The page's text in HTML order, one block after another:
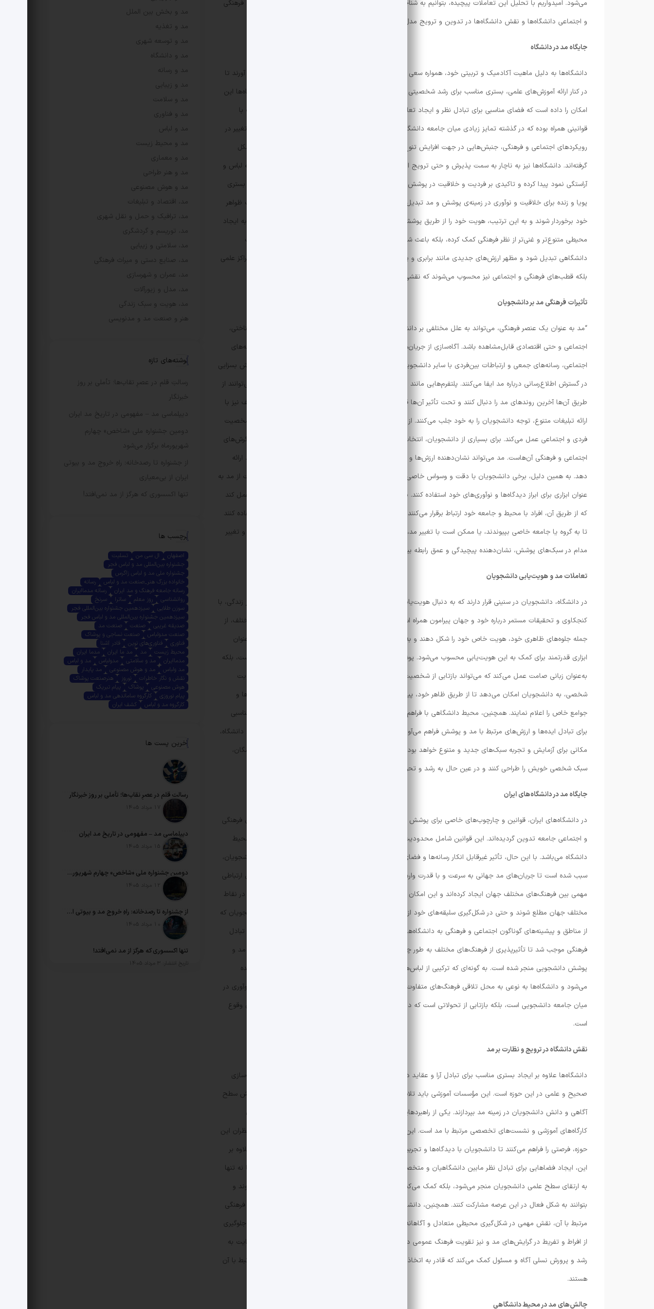
می‌شود. امیدواریم با تحلیل این تعاملات پیچیده، بتوانیم به شناخت دقیق‌تری از چگونگی تأثیرات فرهنگ مد بر ساختارهای فرهنگی
و اجتماعی دانشگاه‌ها و نقش دانشگاه‌ها در تدوین و ترویج مدل‌های جدید مد دست یابیم.
جایگاه مد در دانشگاه
دانشگاه‌ها به دلیل ماهیت آکادمیک و تربیتی خود، همواره سعی داشته‌اند محیطی منظم و منسجم برای دانشجویان فراهم آورند تا
در کنار ارائه آموزش‌های علمی، بستری مناسب برای رشد شخصیتی و اجتماعی نیز فراهم شود. ایجاد چنین محیطی به دانشگاه‌ها این
امکان را داده است که فضای مناسبی برای تبادل نظر و ایجاد تعاملات بین فرهنگی و اجتماعی فراهم کنند. این محیط اغلب با
قوانینی همراه بوده که در گذشته تمایز زیادی میان جامعه دانشگاهی و فضای بیرون ایجاد می‌کرد. اما با پیشرفت زمان و تغییر در
رویکردهای اجتماعی و فرهنگی، جنبش‌هایی در جهت افزایش تنوع و انعطاف‌پذیری در تمامی جنبه‌های زندگی دانشگاهی شکل
گرفته‌اند. دانشگاه‌ها نیز به ناچار به سمت پذیرش و حتی ترویج این تنوع حرکت کرده‌اند. این تغییر رویکرد، به ویژه در زمینه لباس و
آراستگی نمود پیدا کرده و تاکیدی بر فردیت و خلاقیت در پوشش میان دانشجویان دارد. در این فضا، محیط دانشگاهی به بستری
پویا و زنده برای خلاقیت و نوآوری در زمینه‌ی پوشش و مد تبدیل شده است. دانشجویان می‌توانند از آزادی بیشتر در انتخاب ظواهر
خود برخوردار شوند و به این ترتیب، هویت خود را از طریق پوشش و استایل شخصی به نمایش بگذارند. این روند نه تنها به ایجاد
محیطی متنوع‌تر و غنی‌تر از نظر فرهنگی کمک کرده، بلکه باعث شده است سبک‌های لباس به یک زبان بین‌المللی در تعاملات
دانشگاهی تبدیل شود و مظهر ارزش‌های جدیدی مانند برابری و پذیرش تفاوت‌ها گردد. به این ترتیب، دانشگاه‌ها نه تنها مراکز علمی
بلکه قطب‌های فرهنگی و اجتماعی نیز محسوب می‌شوند که نقشی کلیدی در توسعه فرهنگ عمومی بازی می‌کنند.
تأثیرات فرهنگی مد بر دانشجویان
“مد به عنوان یک عنصر فرهنگی، می‌تواند به علل مختلفی بر دانشجویان تأثیر بگذارد. این تأثیرات می‌تواند از لحاظ روان‌شناختی،
اجتماعی و حتی اقتصادی قابل‌مشاهده باشد. آگاه‌سازی از جریان‌های مد و پوشش‌های جدید، از راه‌های مختلفی مانند شبکه‌های
اجتماعی، رسانه‌های جمعی و ارتباطات بین‌فردی با سایر دانشجویان صورت می‌گیرد. در دنیای امروز، رسانه‌های اجتماعی نقش بسزایی
در گسترش اطلاع‌رسانی درباره مد ایفا می‌کنند. پلتفرم‌هایی مانند اینستاگرام و تیک‌تاک، بسترهایی هستند که دانشجویان می‌توانند از
طریق آن‌ها آخرین روندهای مد را دنبال کنند و تحت تأثیر آن‌ها قرار گیرند. علاوه بر این، نمایشگاه‌های مد و برندهای مختلف نیز با
ارائه تبلیغات متنوع، توجه دانشجویان را به خود جلب می‌کنند. از این دیدگاه، مد به عنوان یک وسیله برای بیان هویت و شخصیت
فردی و اجتماعی عمل می‌کند. برای بسیاری از دانشجویان، انتخاب نوع لباس و سبک پوشش، نوعی بیان هویت و بازتاب نگرش‌های
اجتماعی و فرهنگی آن‌هاست. مد می‌تواند نشان‌دهنده ارزش‌ها و باورهای شخصی باشد و به دیگران دیدی از شخصیت فرد ارائه
دهد. به همین دلیل، برخی دانشجویان با دقت و وسواس خاصی به انتخاب سبک پوشش خود می‌پردازند. آن‌ها ممکن است از مد به
عنوان ابزاری برای ابراز دیدگاه‌ها و نوآوری‌های خود استفاده کنند. به عبارت دیگر، مد می‌تواند به عنوان یک زبان غیرکلامی عمل کند
که از طریق آن، افراد با محیط و جامعه خود ارتباط برقرار می‌کنند. برخی از دانشجویان ممکن است از سبک‌های خاصی استفاده کنند
تا به گروه یا جامعه خاصی بپیوندند، یا ممکن است با تغییر مد، تمایل به تمایز و فردیت خود را نشان دهند. این پویایی و تغییر
مدام در سبک‌های پوشش، نشان‌دهنده پیچیدگی و عمق رابطه بین فرد و اجتماع در زمینه مد است.”
تعاملات مد و هویتیابی دانشجویان
در دانشگاه، دانشجویان در سنینی قرار دارند که به دنبال هویت‌یابی و یافتن جایگاه خویش در جامعه هستند. این دوران از زندگی، با
کنجکاوی و تحقیقات مستمر درباره خود و جهان پیرامون همراه است. دانشجویان سعی می‌کنند تا با به کارگیری ابزارهای مختلف، از
جمله جلوه‌های ظاهری خود، هویت خاص خود را شکل دهند و به دیگران معرفی کنند. در این راستا، مد و سبک پوشش به‌عنوان
ابزاری قدرتمند برای کمک به این هویت‌یابی محسوب می‌شود. پوشاک و انتخاب نوع لباس نه تنها راهی برای بیان ظاهری است، بلکه
به‌عنوان زبانی صامت عمل می‌کند که می‌تواند بازتابی از شخصیت، ارزش‌ها و علایق فرد باشد. این ارتباط بین پوشش و هویت
شخصی، به دانشجویان امکان می‌دهد تا از طریق ظاهر خود، پیام‌هایی را به جامعه منتقل سازند و عضویت خود در گروه‌ها و
جوامع خاص را اعلام نمایند. همچنین، محیط دانشگاهی با فراهم‌کردن فضای تعاملات اجتماعی فراوان، فرصت بی‌نظیر و مناسبی
برای تبادل ایده‌ها و ارزش‌های مرتبط با مد و پوشش فراهم می‌آورد. در کنار تعاملات روزمره، فعالیت‌های فرهنگی و اجتماعی دانشگاه،
مکانی برای آزمایش و تجربه سبک‌های جدید و متنوع خواهد بود. در این محیط، دانشجویان می‌توانند با الهام گرفتن از همگان،
سبک شخصی خویش را طراحی کنند و در عین حال به رشد و تحول شخصیتی خود بپردازند.
جایگاه مد در دانشگاههای ایران
در دانشگاه‌های ایران، قوانین و چارچوب‌های خاصی برای پوشش دانشجویان تعریف شده است که به منظور حفظ هنجارهای فرهنگی
و اجتماعی جامعه تدوین گردیده‌اند. این قوانین شامل محدودیت‌های مشخصی برای نوع لباس‌ها و نحوه ظاهر شدن در محیط
دانشگاه می‌باشد. با این حال، تأثیر غیرقابل انکار رسانه‌ها و فضای مجازی در زندگی روزمره افراد، به خصوص جوانان و دانشجویان،
سبب شده است تا جریان‌های مد جهانی به سرعت و با قدرت وارد فضای دانشجویی شود. رسانه‌های اجتماعی و اینترنت پل ارتباطی
مهمی بین فرهنگ‌های مختلف جهان ایجاد کرده‌اند و این امکان را فراهم آورده‌اند تا دانشجویان به سادگی از روندهای مد در نقاط
مختلف جهان مطلع شوند و حتی در شکل‌گیری سلیقه‌های خود از آنها الهام گیرند. در این میان، تعاملات فرهنگی بین دانشجویان که
از مناطق و پیشینه‌های گوناگون اجتماعی و فرهنگی به دانشگاه‌ها راه یافته‌اند، به شدت افزایش یافته است. این تعاملات و تبادل
فرهنگی موجب شد تا تأثیرپذیری از فرهنگ‌های مختلف به طور چشمگیری افزایش یابد و همین موضوع به ترویج تنوع در مد و
پوشش دانشجویی منجر شده است. به گونه‌ای که ترکیبی از لباس‌ها و سبک‌های بومی و مدرن در پوشش دانشجویان مشاهده
می‌شود و دانشگاه‌ها به نوعی به محل تلاقی فرهنگ‌های متفاوت تبدیل شده‌اند. این روند نه تنها نشان دهنده پویایی و نوآوری در
میان جامعه دانشجویی است، بلکه بازتابی از تحولاتی است که در ابعاد وسیع‌تر فرهنگی و اجتماعی در سطح جهانی در حال وقوع
است.
نقش دانشگاه در ترویج و نظارت بر مد
دانشگاه‌ها علاوه بر ایجاد بستری مناسب برای تبادل آرا و عقاید در زمینه مد، وظیفه مهم‌تری نیز بر عهده دارند و آن فرهنگ‌سازی
صحیح و علمی در این حوزه است. این مؤسسات آموزشی باید تلاش کنند تا از طریق برنامه‌های هدفمند و منسجم، به افزایش سطح
آگاهی و دانش دانشجویان در زمینه مد بپردازند. یکی از راهبردهایی که می‌تواند در این مسیر مؤثر باشد، راه‌اندازی و برگزاری
کارگاه‌های آموزشی و نشست‌های تخصصی مرتبط با مد است. این کارگاه‌ها و نشست‌ها با دعوت از اساتید مجرب و صاحب‌نظران این
حوزه، فرصتی را فراهم می‌کنند تا دانشجویان با دیدگاه‌ها و تجربیات جدید مواجه شوند و افق دید خود را گسترش دهند. علاوه بر
این، ایجاد فضاهایی برای تبادل نظر مابین دانشگاهیان و متخصصان مد از اهمیت ویژه‌ای برخوردار است. این تبادل نظرها نه تنها
به ارتقای سطح علمی دانشجویان منجر می‌شود، بلکه کمک می‌کند تا آن‌ها با روندها و تحولات جدید در دنیای مد آشنا شوند و
بتوانند به شکل فعال در این عرصه مشارکت کنند. همچنین، دانشگاه‌ها با بررسی و نظارت مداوم بر روندهای مد و تعاملات فرهنگی
مرتبط با آن، نقش مهمی در شکل‌گیری محیطی متعادل و آگاهانه برای دانشجویان ایفا می‌کنند. این نظارت‌ها می‌توانند به جلوگیری
از افراط و تفریط در گرایش‌های مد و نیز تقویت فرهنگ عمومی در جوامع دانشگاهی منجر شوند. ایجاد چنین فضایی در نهایت به
رشد و پرورش نسلی آگاه و مسئول کمک می‌کند که قادر به اتخاذ تصمیمات آگاهانه و هوشمندانه در زمینه مد و فرهنگ مرتبط با آن
هستند.
چالشهای مد در محیط دانشگاهی
مد و بخش بین الملل
مد و تغذیه
مد و توسعه شهری
مد و دانشگاه
مد و رسانه
مد و زیبایی
مد و سلامت
مد و فناوری
مد و لباس
مد و محیط زیست
مد و معماری
مد و هنر طراحی
مد و هوش مصنوعی
مد، اقتصاد و تبلیغات
مد، ترافیک و حمل و نقل شهری
مد، توریسم و گردشگری
مد، سلامتی و زیبایی
مد، صنایع دستی و میراث فرهنگی
مد، عمران و شهرسازی
مد، مدل و زیورآلات
مد، هویت و سبک زندگی
هنر و صنعت مد و مدنویسی
نوشته‌های تازه
رسالتِ قلم در عصرِ نقاب‌ها؛ تأملی بر روز
خبرنگار
دیپلماسی مد – مفهومی در تاریخ مد ایران
دومین جشنواره ملی «شاخص» چهارم
شهریورماه برگزار می‌شود
از جشنواره تا رصدخانه: راهِ خروج مد و بیوتی
ایران از بی‌معیاری
تنها اکسسوری که هرگز از مد نمی‌افتد!
برچسب ها
اصفهان ال سی من
تسلیت
جشنواره بین‌المللی مد و لباس فجر
جشنواره ملی مد و لباس زاگرس
خانواده بزرگ هنر_صنعت مد و لباس
رسانه
رسانه جامعه فرهنگ و مد ایران
رسانه مدماایران
روانشناسی
روز معلم ساترا
سرنخ
سوزن طلایی
سیزدهمین جشنواره بین‌المللی فجر
سیزدهمین جشنواره بین‌المللی مد و لباس فجر
صدیقه غریبی
صنعت
صنعت مد
صنعت مدولباس
صنعت نساجی و پوشاک
فناوری
فناوری‌های نوین
قادر آشنا
محیط زیست
مد مد ما ایران
مدما ایران
مدماایران
مد و سلامتی مدولباس
مد و لباس
مد ولباس
مد و هوش مصنوعی
مد پایدار
نقش و نگار خاطرات
نوروز
هنرصنعت پوشاک
هوش مصنوعی
پوشاک
پیام تبریک
پیام نوروزی
کارگروه ساماندهی مد و لباس
کارگروه مد و لباس
کشف ایران
آخرین پست ها
رسالتِ قلم در عصرِ نقاب‌ها؛ تأملی بر روز خبرنگار
تاریخ انتشار: 17 مرداد 1405
دیپلماسی مد – مفهومی در تاریخ مد ایران
تاریخ انتشار: 15 مرداد 1405
دومین جشنواره ملی «شاخص» چهارم شهریورماه برگزار می‌شود
تاریخ انتشار: 12 مرداد 1405
از جشنواره تا رصدخانه: راهِ خروج مد و بیوتی ایران از بی‌معیاری
تاریخ انتشار: 10 مرداد 1405
تنها اکسسوری که هرگز از مد نمی‌افتد!
تاریخ انتشار: 3 مرداد 1405